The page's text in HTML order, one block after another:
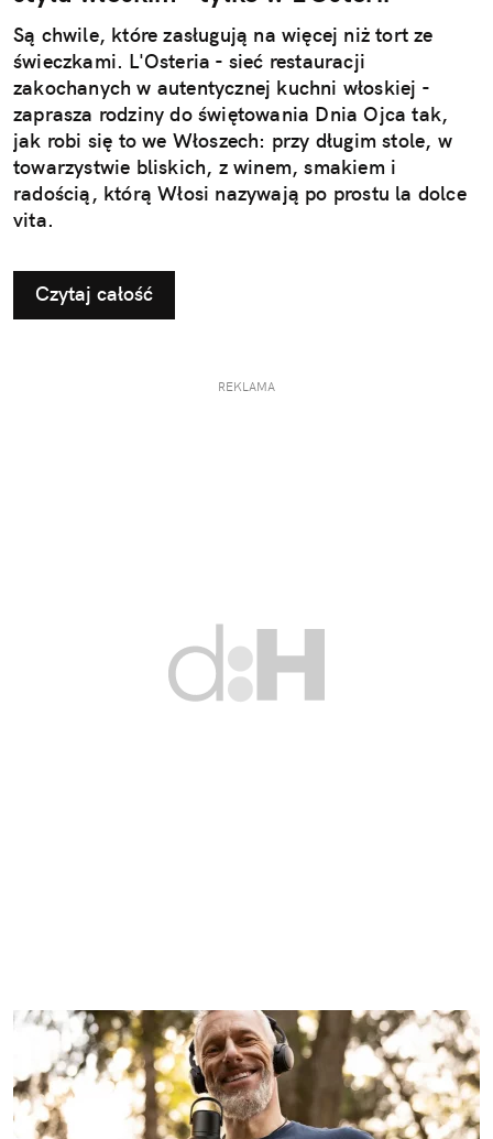
Są chwile, które zasługują na więcej niż tort ze
świeczkami. L'Osteria - sieć restauracji
zakochanych w autentycznej kuchni włoskiej -
zaprasza rodziny do świętowania Dnia Ojca tak,
jak robi się to we Włoszech: przy długim stole, w
towarzystwie bliskich, z winem, smakiem i
radością, którą Włosi nazywają po prostu la dolce
vita.
Czytaj całość
REKLAMA